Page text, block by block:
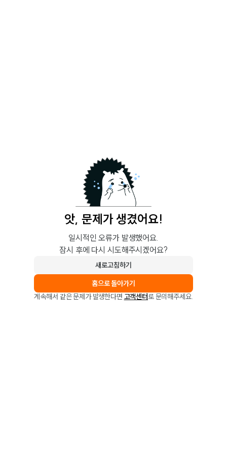
앗, 문제가 생겼어요!
일시적인 오류가 발생했어요.
잠시 후에 다시 시도해주시겠어요?
새로고침하기
홈으로 돌아가기
계속해서 같은 문제가 발생한다면 고객센터로 문의해주세요.